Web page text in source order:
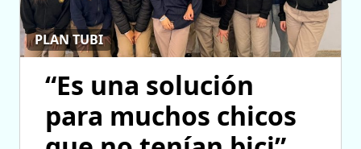
PLAN TUBI
“Es una solución
para muchos chicos